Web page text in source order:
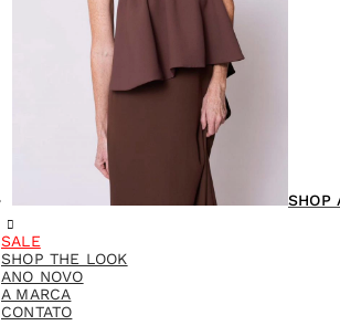
SHOP
SALE
SHOP THE LOOK
ANO NOVO
A MARCA
CONTATO